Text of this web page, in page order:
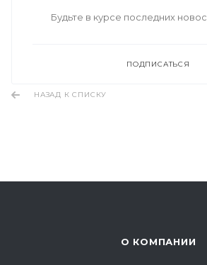
Будьте в курсе последних
ПОДПИСАТЬСЯ
НАЗАД К СПИСКУ
О КОМПАНИИ